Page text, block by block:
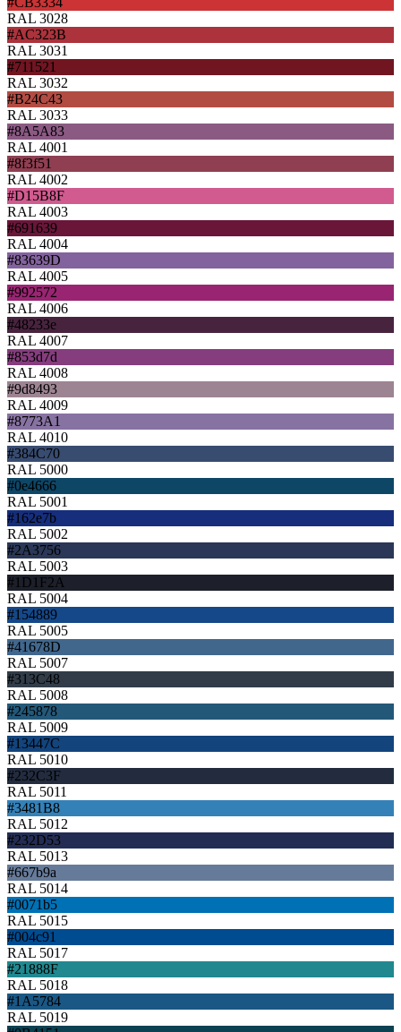
RAL 3028
#AC323B
RAL 3031
#711521
RAL 3032
#B24C43
RAL 3033
#8A5A83
RAL 4001
#8f3f51
RAL 4002
#D15B8F
RAL 4003
#691639
RAL 4004
#83639D
RAL 4005
#992572
RAL 4006
#48233e
RAL 4007
#853d7d
RAL 4008
#9d8493
RAL 4009
#8773A1
RAL 4010
#384C70
RAL 5000
#0e4666
RAL 5001
#162e7b
RAL 5002
#2A3756
RAL 5003
#1D1F2A
RAL 5004
#154889
RAL 5005
#41678D
RAL 5007
#313C48
RAL 5008
#245878
RAL 5009
#13447C
RAL 5010
#232C3F
RAL 5011
#3481B8
RAL 5012
#232D53
RAL 5013
#667b9a
RAL 5014
#0071b5
RAL 5015
#004c91
RAL 5017
#21888F
RAL 5018
#1A5784
RAL 5019